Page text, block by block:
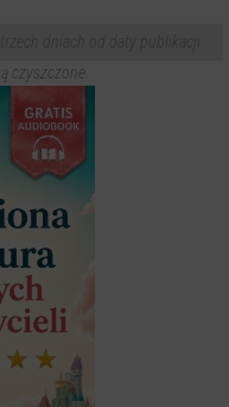
czyszczone.